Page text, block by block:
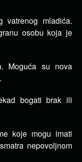
vatrenog mladića.
osobu koja je
Moguća su nova
bogati brak ili
koje mogu imati
nepovoljnom